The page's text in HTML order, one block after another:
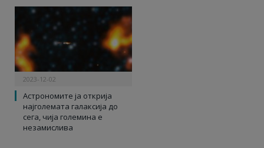
2023-12-02
Астрономите ја открија
најголемата галаксија до
сега, чија големина е
незамислива